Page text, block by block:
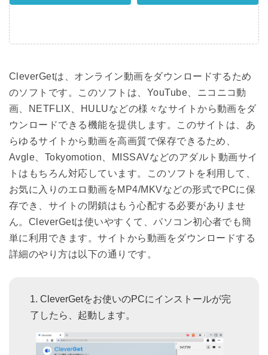
CleverGetは、オンライン動画をダウンロードするため
のソフトです。このソフトは、YouTube、ニコニコ動
画、NETFLIX、HULUなどの様々なサイトから動画をダ
ウンロードできる機能を提供します。このサイトは、あ
らゆるサイトから動画を高画質で保存できるため、
Avgle、Tokyomotion、MISSAVなどのアダルト動画サイ
トはもちろん対応しています。このソフトを利用して、
お気に入りのエロ動画をMP4/MKVなどの形式でPCに保
存でき、サイトの閉鎖はもう心配する必要がありませ
ん。CleverGetは使いやすくて、パソコン初心者でも簡
単に利用できます。サイトから動画をダウンロードする
詳細のやり方は以下の通りです。
CleverGetをお使いのPCにインストールが完
了したら、起動します。